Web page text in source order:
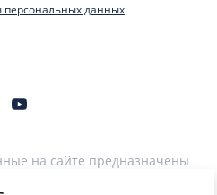
персональных данных
на сайте предназначены